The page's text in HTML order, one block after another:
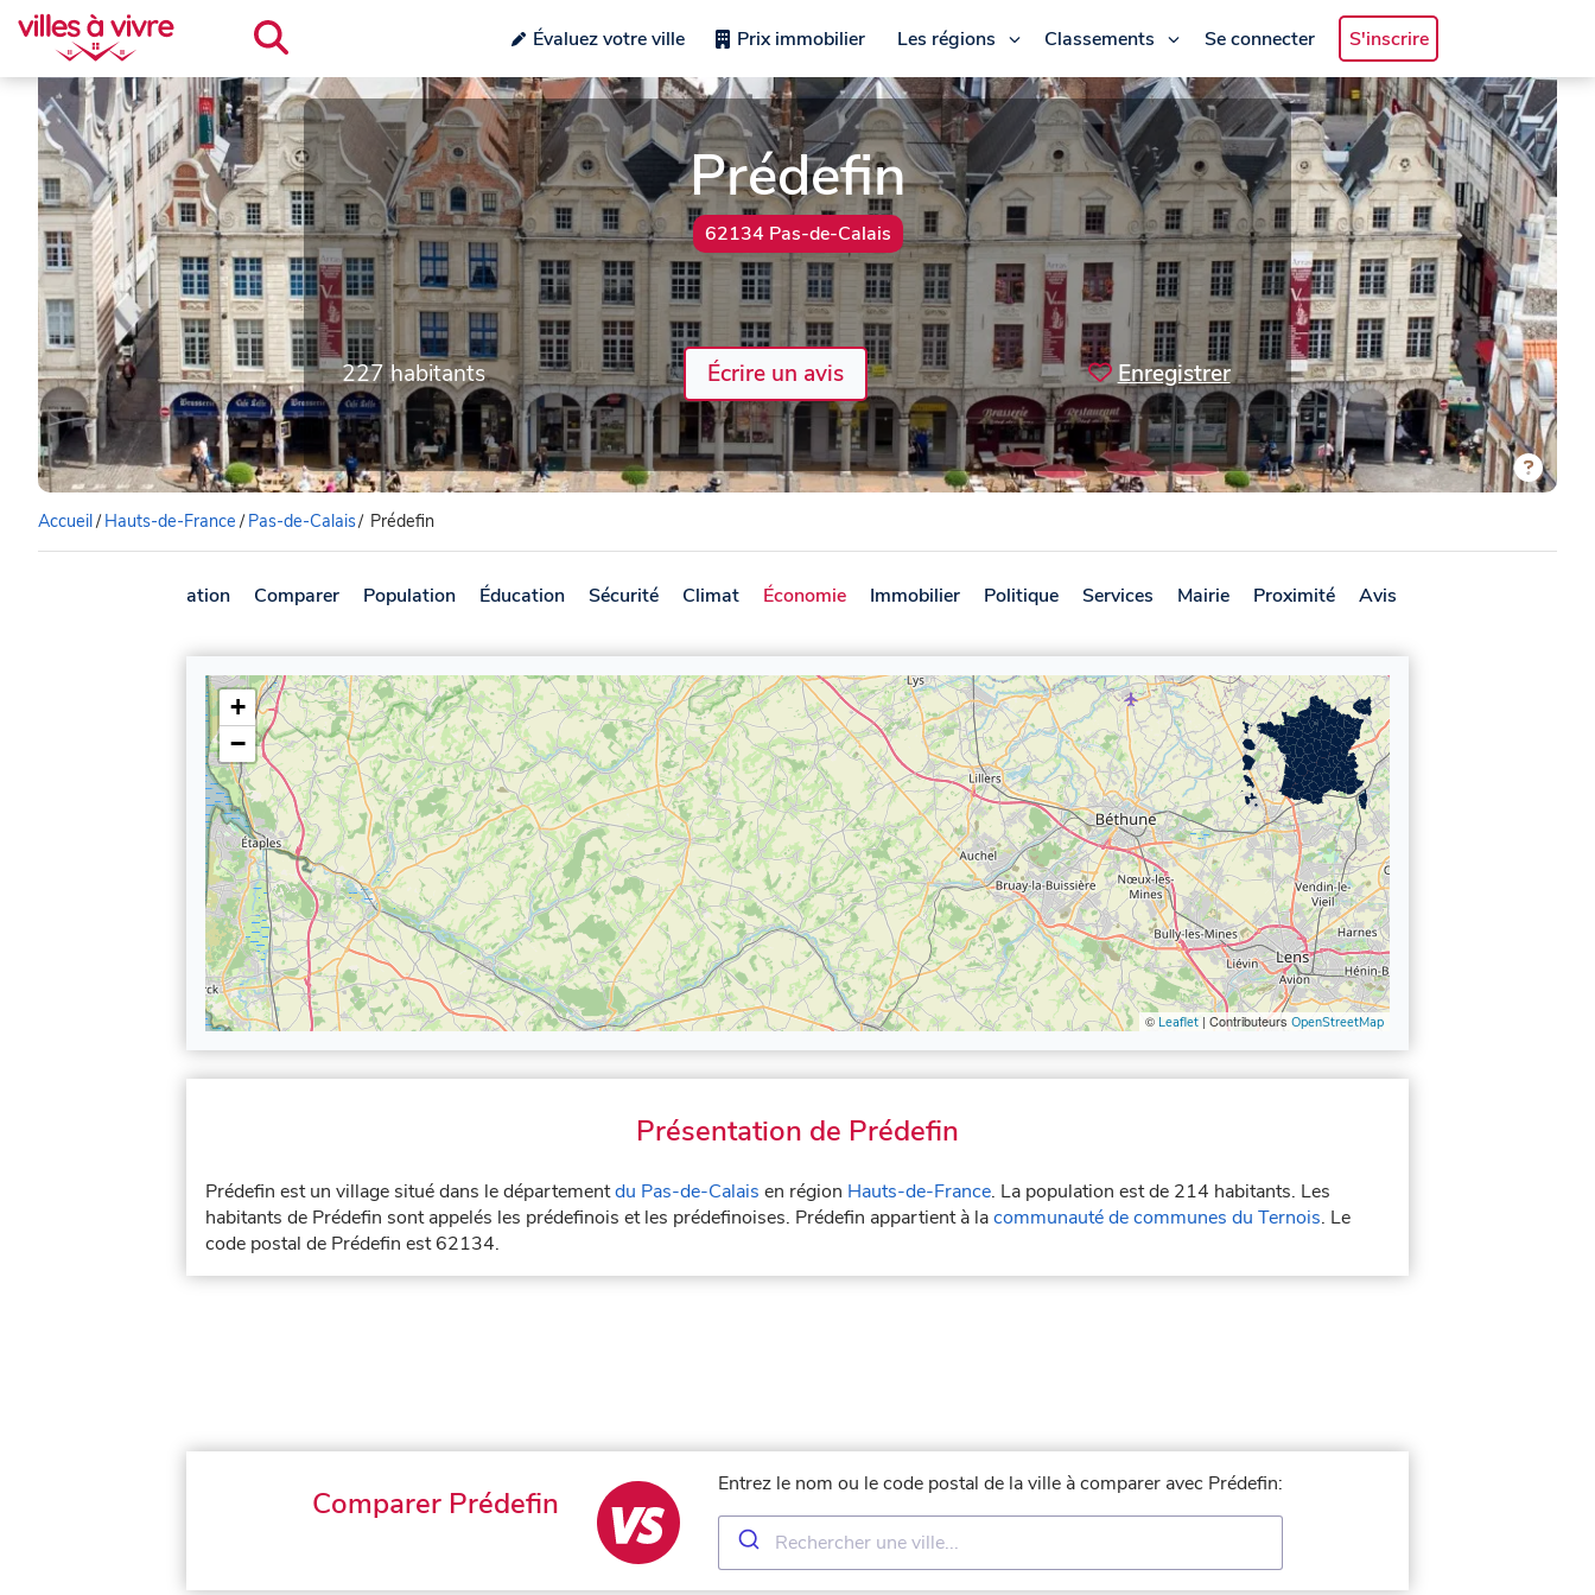
Évaluez votre ville Prix immobilier Les régions Classements Se connecter S'inscrire
Prédefin
62134 Pas-de-Calais
227 habitants Écrire un avis Enregistrer
Accueil/ Hauts-de-France/ Pas-de-Calais/ Prédefin
Présentation Comparer Population Éducation Sécurité Climat Économie Immobilier Politique Services Mairie Proximité Avis
+
−
© Leaflet | Contributeurs OpenStreetMap
Présentation de Prédefin
Prédefin est un village situé dans le départementdu Pas-de-Calais en région Hauts-de-France. La population est de 214 habitants. Les
habitants de Prédefin sont appelés les prédefinois et les prédefinoises. Prédefin appartient à lacommunauté de communes du Ternois. Le
code postal de Prédefin est 62134.
Comparer Prédefin
Entrez le nom ou le code postal de la ville à comparer avec Prédefin: